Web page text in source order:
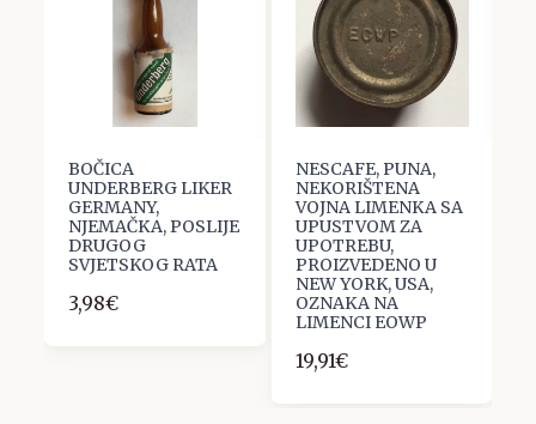
BOČICA
UNDERBERG LIKER
GERMANY,
NJEMAČKA, POSLIJE
DRUGOG
SVJETSKOG RATA
3,98€
NESCAFE, PUNA,
NEKORIŠTENA
VOJNA LIMENKA SA
UPUSTVOM ZA
UPOTREBU,
PROIZVEDENO U
NEW YORK, USA,
OZNAKA NA
LIMENCI EOWP
19,91€